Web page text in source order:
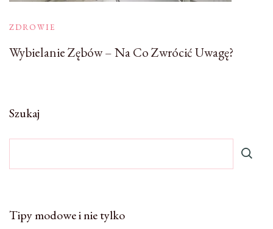
ZDROWIE
Wybielanie Zębów – Na Co Zwrócić Uwagę?
Szukaj
Tipy modowe i nie tylko